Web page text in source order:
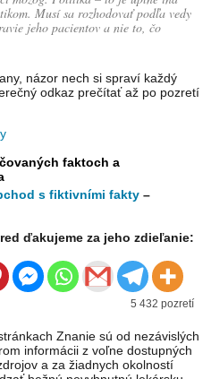
Musí sa rozhodovať podľa vedy
jeho pacientov a nie to, čo
názor nech si spraví každý
odkaz prečítať až po pozretí
faktoch a
s fiktivními fakty –
ďakujeme za jeho zdieľanie:
5 432 pozretí
Znanie sú od nezávislých
informácii z voľne dostupných
a za žiadnych okolností